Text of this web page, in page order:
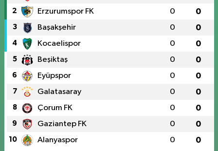
2 Erzurumspor FK 0 0
3 Başakşehir 0 0
4 Kocaelispor 0 0
5 Beşiktaş 0 0
6 Eyüpspor 0 0
7 Galatasaray 0 0
8 Çorum FK 0 0
9 Gaziantep FK 0 0
10 Alanyaspor 0 0